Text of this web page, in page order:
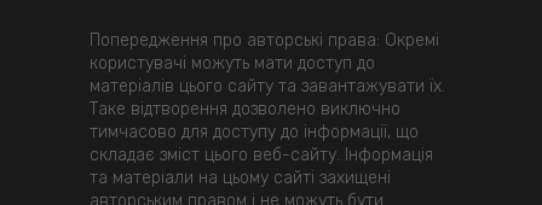
Попередження про авторські права: Окремі
користувачі можуть мати доступ до
матеріалів цього сайту та завантажувати їх.
Таке відтворення дозволено виключно
тимчасово для доступу до інформації, що
складає зміст цього веб-сайту. Інформація
та матеріали на цьому сайті захищені
авторським правом і не можуть бути